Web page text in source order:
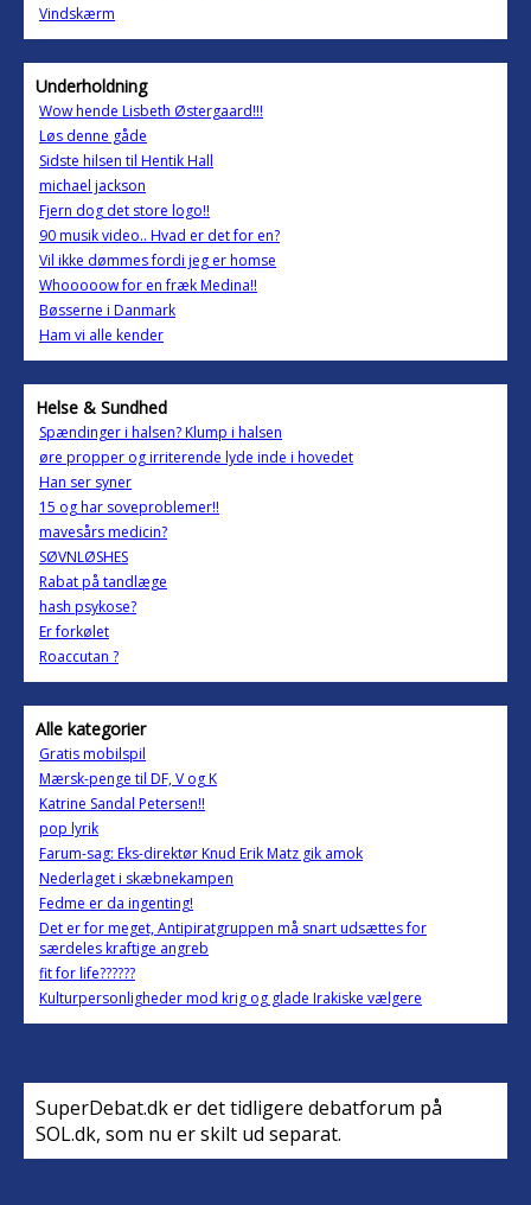
Vindskærm
Underholdning
Wow hende Lisbeth Østergaard!!!
Løs denne gåde
Sidste hilsen til Hentik Hall
michael jackson
Fjern dog det store logo!!
90 musik video.. Hvad er det for en?
Vil ikke dømmes fordi jeg er homse
Whooooow for en fræk Medina!!
Bøsserne i Danmark
Ham vi alle kender
Helse & Sundhed
Spændinger i halsen? Klump i halsen
øre propper og irriterende lyde inde i hovedet
Han ser syner
15 og har soveproblemer!!
mavesårs medicin?
SØVNLØSHES
Rabat på tandlæge
hash psykose?
Er forkølet
Roaccutan ?
Alle kategorier
Gratis mobilspil
Mærsk-penge til DF, V og K
Katrine Sandal Petersen!!
pop lyrik
Farum-sag: Eks-direktør Knud Erik Matz gik amok
Nederlaget i skæbnekampen
Fedme er da ingenting!
Det er for meget, Antipiratgruppen må snart udsættes for
særdeles kraftige angreb
fit for life??????
Kulturpersonligheder mod krig og glade Irakiske vælgere
SuperDebat.dk er det tidligere debatforum på
SOL.dk, som nu er skilt ud separat.